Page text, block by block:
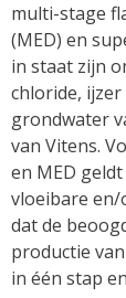
multi-stage
(MED) en
in staat zijn
chloride,
grondwater
van Vitens.
en MED
vloeibare en/
dat de
productie
in één stap